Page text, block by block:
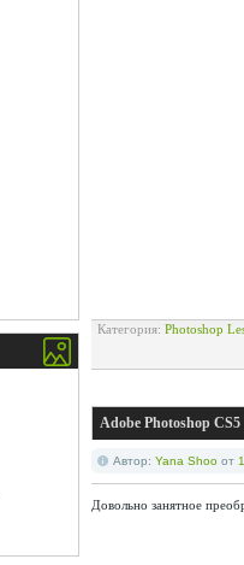
Категория: Photoshop
Adobe Photoshop CS5
Автор: Yana Shooот
Довольно занятное